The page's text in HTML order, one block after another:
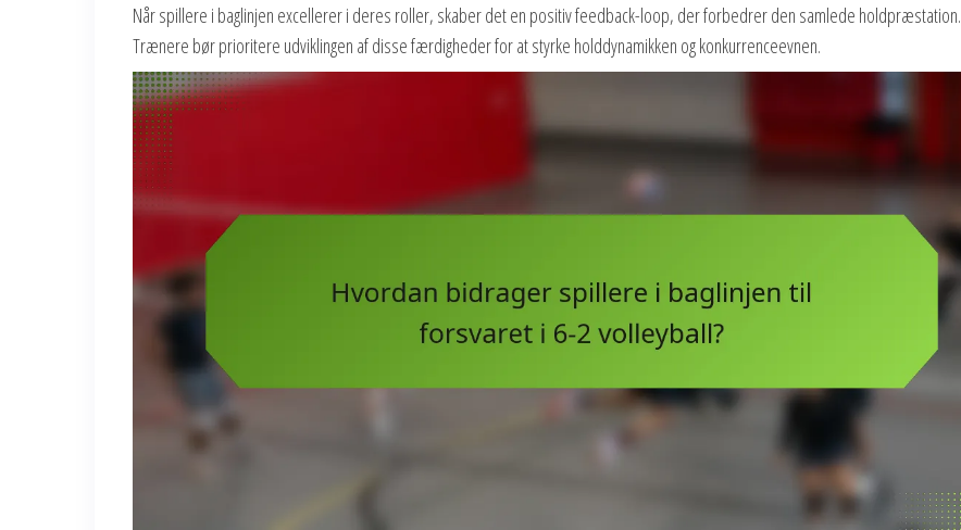
Når spillere i baglinjen excellerer i deres roller, skaber det en positiv feedback-loop, der forbedrer den samlede holdpræstation.
Trænere bør prioritere udviklingen af disse færdigheder for at styrke holddynamikken og konkurrenceevnen.